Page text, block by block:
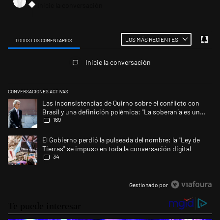
TODOS LOS COMENTARIOS LOS MÁS RECIENTES
Inicie la conversación
CONVERSACIONES ACTIVAS
Este listado muestra los artículos con más comentarios en los últimos
Un artículo de tendencia con el título "Las inconsistencias de Quirno
Las inconsistencias de Quirno sobre el conflicto con
Brasil y una definición polémica: "La soberanía es un
concepto antiguo"
169
Un artículo de tendencia con el título "El Gobierno perdió la pulseada
El Gobierno perdió la pulseada del nombre: la "Ley de
Tierras" se impuso en toda la conversación digital
34
Gestionado por